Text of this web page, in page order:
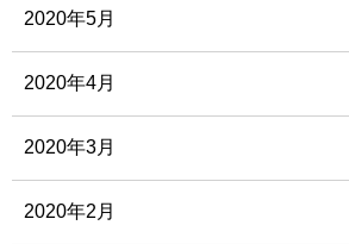
2020年5月
2020年4月
2020年3月
2020年2月